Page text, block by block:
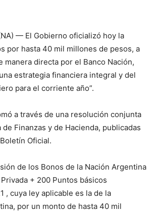
— El Gobierno oficializó hoy la
por hasta 40 mil millones de pesos, a
manera directa por el Banco Nación,
estrategia financiera integral y del
para el corriente año”.
a través de una resolución conjunta
Finanzas y de Hacienda, publicadas
Oficial.
de los Bonos de la Nación Argentina
+ 200 Puntos básicos
, cuya ley aplicable es la de la
por un monto de hasta 40 mil